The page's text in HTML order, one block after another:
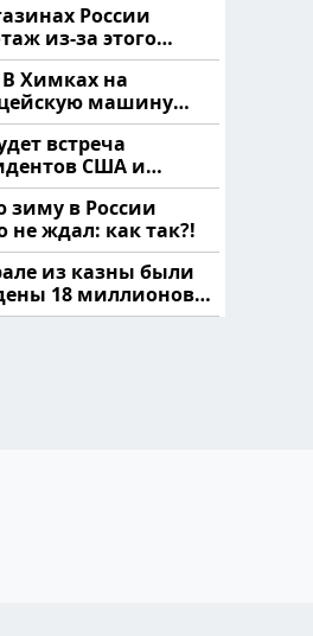
России
из-за этого
что купить?
Химках на
машину
и подожгли.
встреча
США и
Европа?
зиму в России
не ждал: как так?!
из казны были
18 миллионов